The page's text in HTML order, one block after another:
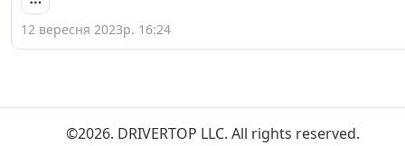
12 вересня 2023р. 16:24
©2026. DRIVERTOP LLC. All rights reserved.